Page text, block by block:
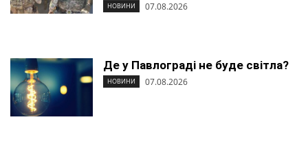
НОВИНИ 07.08.2026
Де у Павлограді не буде світла?
НОВИНИ 07.08.2026